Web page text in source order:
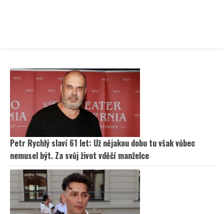
Petr Rychlý slaví 61 let: Už nějakou dobu tu však vůbec
nemusel být. Za svůj život vděčí manželce